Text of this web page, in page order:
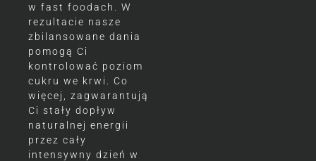
w fast foodach. W
rezultacie nasze
zbilansowane dania
pomogą Ci
kontrolować poziom
cukru we krwi. Co
więcej, zagwarantują
Ci stały dopływ
naturalnej energii
przez cały
intensywny dzień w